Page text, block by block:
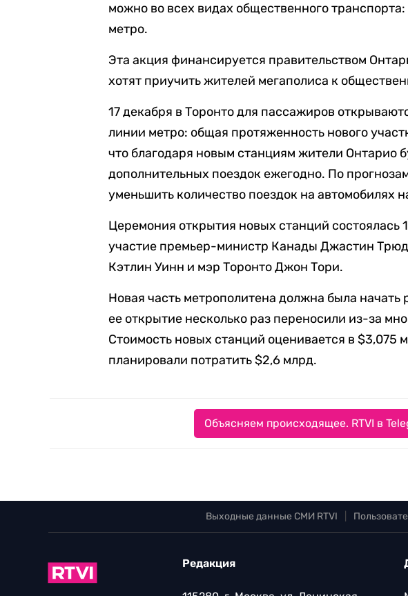
можно во всех видах общественного транспорта:
метро.
Эта акция финансируется правительством
хотят приучить жителей мегаполиса к
17 декабря в Торонто для пассажиров
линии метро: общая протяженность нового
что благодаря новым станциям жители Онтарио
дополнительных поездок ежегодно. По
уменьшить количество поездок на автомобилях
Церемония открытия новых станций состоялась
участие премьер-министр Канады Джастин
Кэтлин Уинн и мэр Торонто Джон Тори.
Новая часть метрополитена должна была начать
ее открытие несколько раз переносили из-за
Стоимость новых станций оценивается в $3,075
планировали потратить $2,6 млрд.
Объясняем происходящее. RTVI в
Выходные данные СМИ RTVI
Редакция